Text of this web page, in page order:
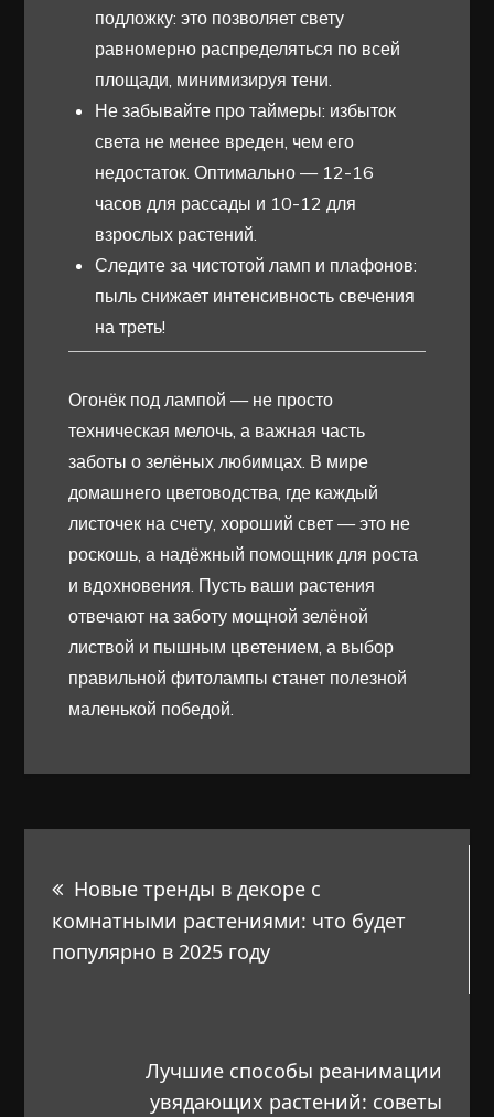
подложку: это позволяет свету
равномерно распределяться по всей
площади, минимизируя тени.
Не забывайте про таймеры: избыток
света не менее вреден, чем его
недостаток. Оптимально — 12-16
часов для рассады и 10-12 для
взрослых растений.
Следите за чистотой ламп и плафонов:
пыль снижает интенсивность свечения
на треть!
Огонёк под лампой — не просто
техническая мелочь, а важная часть
заботы о зелёных любимцах. В мире
домашнего цветоводства, где каждый
листочек на счету, хороший свет — это не
роскошь, а надёжный помощник для роста
и вдохновения. Пусть ваши растения
отвечают на заботу мощной зелёной
листвой и пышным цветением, а выбор
правильной фитолампы станет полезной
маленькой победой.
по
записям
Новые тренды в декоре с
комнатными растениями: что будет
популярно в 2025 году
Лучшие способы реанимации
увядающих растений: советы